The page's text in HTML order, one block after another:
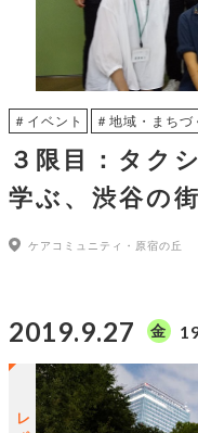
＃イベント ＃地域・まちづ
３限目：タク
学ぶ、渋谷の街
ケアコミュニティ・原宿の丘
2019.9.27 金